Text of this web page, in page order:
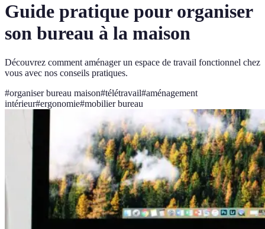
Guide pratique pour organiser
son bureau à la maison
Découvrez comment aménager un espace de travail fonctionnel chez
vous avec nos conseils pratiques.
#organiser bureau maison#télétravail#aménagement
intérieur#ergonomie#mobilier bureau